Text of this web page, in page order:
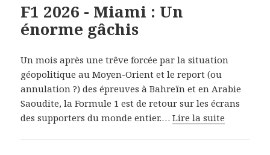
F1 2026 - Miami : Un
énorme gâchis
Un mois après une trêve forcée par la situation
géopolitique au Moyen-Orient et le report (ou
annulation ?) des épreuves à Bahreïn et en Arabie
Saoudite, la Formule 1 est de retour sur les écrans
des supporters du monde entier.…Lire la suite